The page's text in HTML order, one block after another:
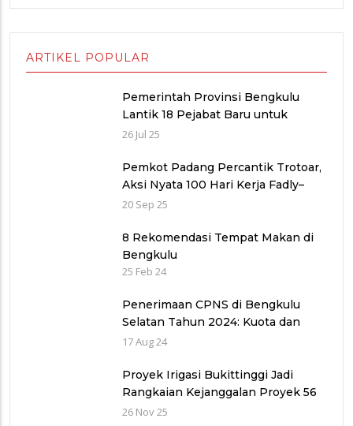
ARTIKEL POPULAR
Pemerintah Provinsi Bengkulu
Lantik 18 Pejabat Baru untuk
Penyegaran Birokrasi dan
26 Jul 25
Pemkot Padang Percantik Trotoar,
Aksi Nyata 100 Hari Kerja Fadly–
Maigus Dan Sisakan Jalan 1000
20 Sep 25
8 Rekomendasi Tempat Makan di
Bengkulu
25 Feb 24
Penerimaan CPNS di Bengkulu
Selatan Tahun 2024: Kuota dan
Jadwal Pendaftaran
17 Aug 24
Proyek Irigasi Bukittinggi Jadi
Rangkaian Kejanggalan Proyek 56
Miliar di Bawah Wilayah Balai
26 Nov 25